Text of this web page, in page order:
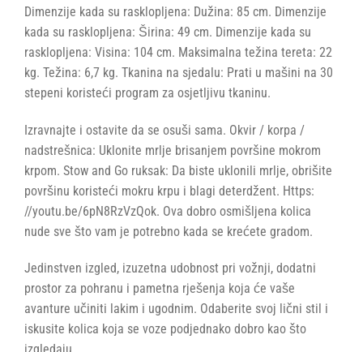
Dimenzije kada su rasklopljena: Dužina: 85 cm. Dimenzije
kada su rasklopljena: Širina: 49 cm. Dimenzije kada su
rasklopljena: Visina: 104 cm. Maksimalna težina tereta: 22
kg. Težina: 6,7 kg. Tkanina na sjedalu: Prati u mašini na 30
stepeni koristeći program za osjetljivu tkaninu.
Izravnajte i ostavite da se osuši sama. Okvir / korpa /
nadstrešnica: Uklonite mrlje brisanjem površine mokrom
krpom. Stow and Go ruksak: Da biste uklonili mrlje, obrišite
površinu koristeći mokru krpu i blagi deterdžent. Https:
//youtu.be/6pN8RzVzQok. Ova dobro osmišljena kolica
nude sve što vam je potrebno kada se krećete gradom.
Jedinstven izgled, izuzetna udobnost pri vožnji, dodatni
prostor za pohranu i pametna rješenja koja će vaše
avanture učiniti lakim i ugodnim. Odaberite svoj lični stil i
iskusite kolica koja se voze podjednako dobro kao što